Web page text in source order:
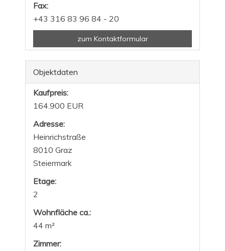
Fax:
+43 316 83 96 84 - 20
zum Kontaktformular
Objektdaten
Kaufpreis:
164.900 EUR
Adresse:
Heinrichstraße
8010 Graz
Steiermark
Etage:
2
Wohnfläche ca.:
44 m²
Zimmer: